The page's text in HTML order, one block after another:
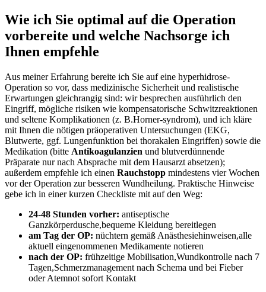
Wie ich Sie optimal auf die Operation
vorbereite und ⁤welche Nachsorge ich
Ihnen ⁤empfehle
Aus meiner Erfahrung bereite ich Sie auf eine hyperhidrose-
Operation so vor, dass medizinische Sicherheit und realistische
Erwartungen gleichrangig⁣ sind: wir ⁣besprechen ausführlich den
Eingriff, mögliche risiken wie kompensatorische Schwitzreaktionen
und seltene Komplikationen (z. B.Horner-syndrom), und ich kläre
mit Ihnen die nötigen präoperativen ‍Untersuchungen (EKG,
Blutwerte, ggf. Lungenfunktion bei thorakalen Eingriffen) sowie die
Medikation (bitte Antikoagulanzien und blutverdünnende
Präparate nur nach Absprache mit dem Hausarzt absetzen);
außerdem empfehle ich einen Rauchstopp mindestens vier Wochen
vor der Operation zur besseren Wundheilung. Praktische Hinweise
gebe ich in einer kurzen Checkliste mit auf den Weg:
24-48 Stunden vorher: antiseptische
Ganzkörperdusche,bequeme ​Kleidung bereitlegen
am Tag der OP: nüchtern gemäß Anästhesiehinweisen,alle
aktuell eingenommenen Medikamente notieren
nach der OP: frühzeitige Mobilisation,Wundkontrolle ⁣nach 7
Tagen,Schmerzmanagement nach Schema und bei Fieber
oder Atemnot sofort Kontakt